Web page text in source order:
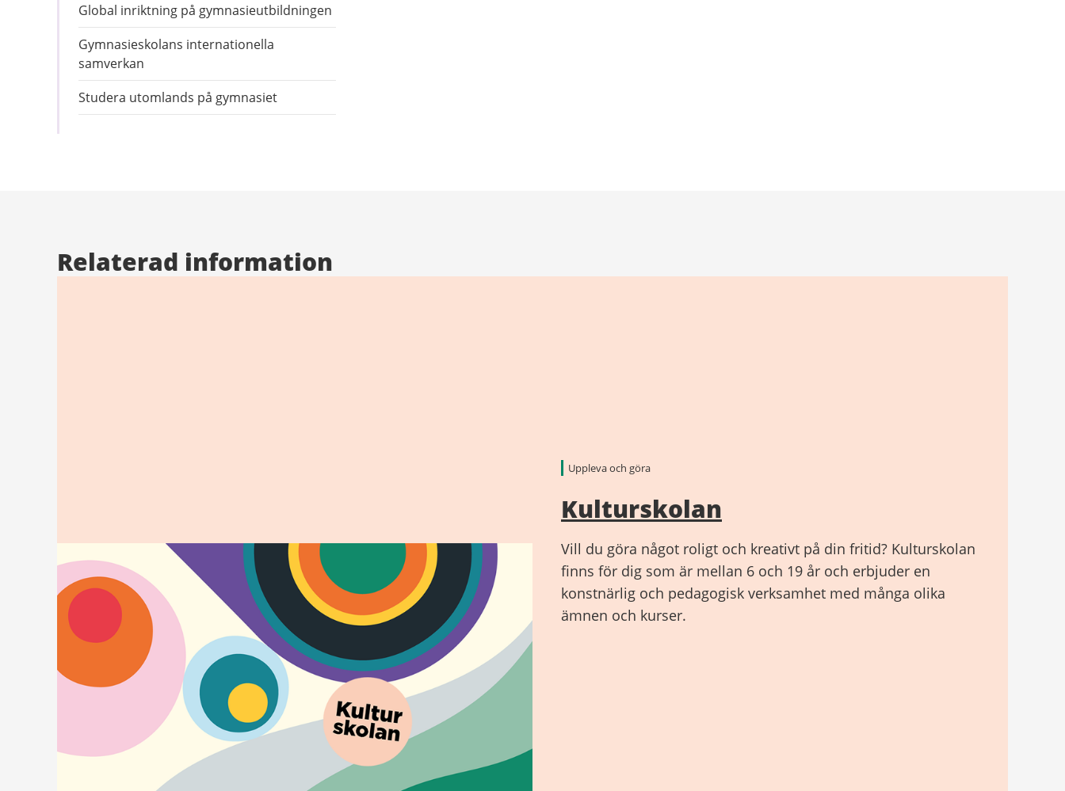
Global inriktning på gymnasieutbildningen
Gymnasieskolans internationella
samverkan
Studera utomlands på gymnasiet
Relaterad information
Uppleva och göra
Kulturskolan
Vill du göra något roligt och kreativt på din fritid? Kulturskolan
finns för dig som är mellan 6 och 19 år och erbjuder en
konstnärlig och pedagogisk verksamhet med många olika
ämnen och kurser.